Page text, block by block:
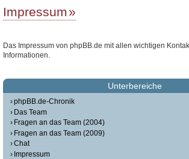
Impressum
Das Impressum von phpBB.de mit allen wichtigen
Informationen.
Unterbereiche
phpBB.de-Chronik
Das Team
Fragen an das Team (2004)
Fragen an das Team (2009)
Chat
Impressum